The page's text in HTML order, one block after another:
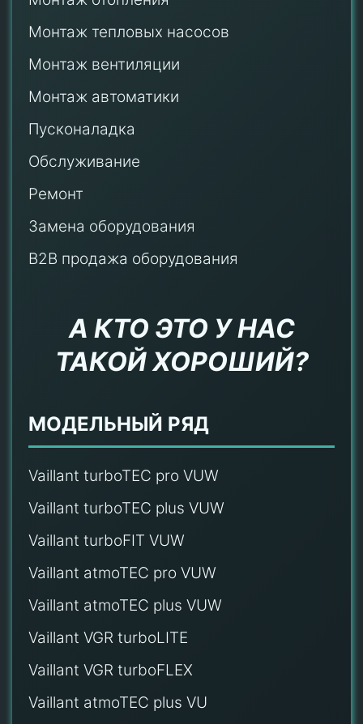
Монтаж тепловых насосов
Монтаж вентиляции
Монтаж автоматики
Пусконаладка
Обслуживание
Ремонт
Замена оборудования
B2B продажа оборудования
А КТО ЭТО У НАС
ТАКОЙ ХОРОШИЙ?
МОДЕЛЬНЫЙ РЯД
Vaillant turboTEC pro VUW
Vaillant turboTEC plus VUW
Vaillant turboFIT VUW
Vaillant atmoTEC pro VUW
Vaillant atmoTEC plus VUW
Vaillant VGR turboLITE
Vaillant VGR turboFLEX
Vaillant atmoTEC plus VU